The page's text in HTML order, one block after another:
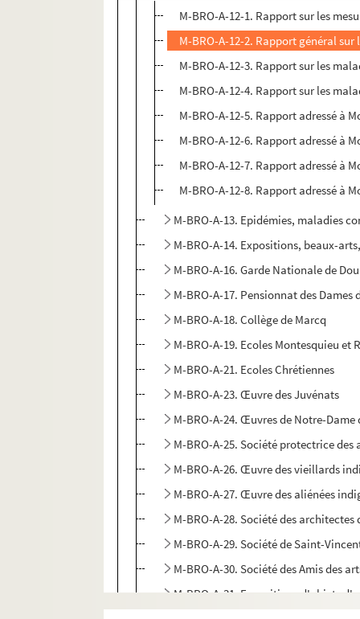
M-BRO-A-12-1. Rapport sur les
M-BRO-A-12-2. Rapport général
M-BRO-A-12-3. Rapport sur les
M-BRO-A-12-4. Rapport sur les
M-BRO-A-12-5. Rapport adressé à
M-BRO-A-12-6. Rapport adressé à
M-BRO-A-12-7. Rapport adressé à
M-BRO-A-12-8. Rapport adressé à
M-BRO-A-13. Epidémies, maladies
M-BRO-A-14. Expositions, beaux-
M-BRO-A-16. Garde Nationale de
M-BRO-A-17. Pensionnat des Dames
M-BRO-A-18. Collège de Marcq
M-BRO-A-19. Ecoles Montesquieu et
M-BRO-A-21. Ecoles Chrétiennes
M-BRO-A-23. Œuvre des Juvénats
M-BRO-A-24. Œuvres de Notre-Dame
M-BRO-A-25. Société protectrice des
M-BRO-A-26. Œuvre des vieillards
M-BRO-A-27. Œuvre des aliénées
M-BRO-A-28. Société des
M-BRO-A-29. Société de Saint-
M-BRO-A-30. Société des Amis des
M-BRO-A-31. Expositions d'objets